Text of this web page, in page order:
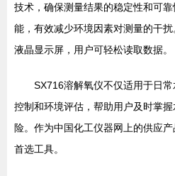
技术，确保测量结果的稳定性和可
能，有效减少环境因素对测量的干
液晶显示屏，用户可轻松读取数据。
SX716溶解氧仪不仅适用于日
控制和环境评估，帮助用户及时掌
险。作为中国化工仪器网上的供应
首选工具。